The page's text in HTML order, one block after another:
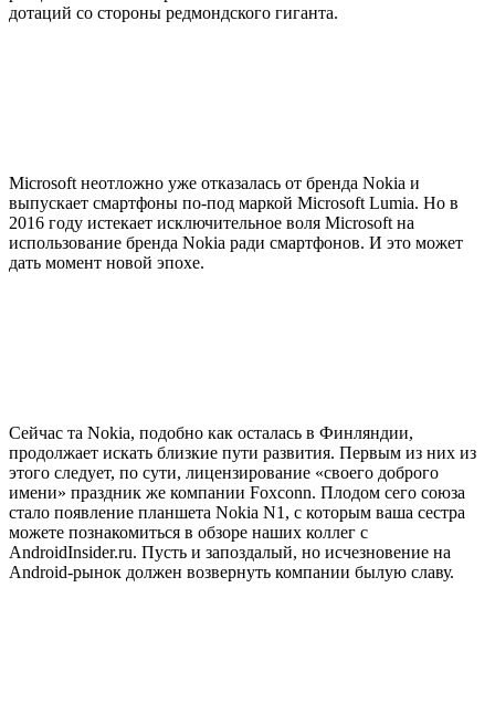
дотаций со стороны редмондского гиганта.
Microsoft неотложно уже отказалась от бренда Nokia и
выпускает смартфоны по-под маркой Microsoft Lumia. Но в
2016 году истекает исключительное воля Microsoft на
использование бренда Nokia ради смартфонов. И это может
дать момент новой эпохе.
Сейчас та Nokia, подобно как осталась в Финляндии,
продолжает искать близкие пути развития. Первым из них из
этого следует, по сути, лицензирование «своего доброго
имени» праздник же компании Foxconn. Плодом сего союза
стало появление планшета Nokia N1, с которым ваша сестра
можете познакомиться в обзоре наших коллег с
AndroidInsider.ru. Пусть и запоздалый, но исчезновение на
Android-рынок должен возвернуть компании былую славу.